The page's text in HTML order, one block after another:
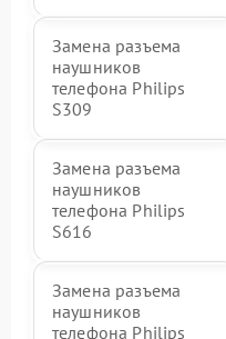
Замена разъема
наушников
телефона Philips
S309
Замена разъема
наушников
телефона Philips
S616
Замена разъема
наушников
телефона Philips